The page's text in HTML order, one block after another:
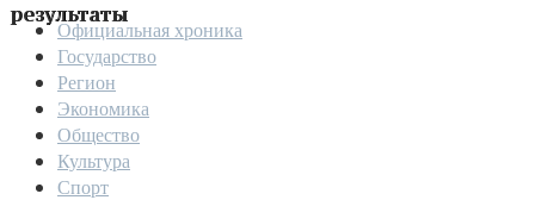
результаты
Официальная хроника
Государство
Регион
Экономика
Общество
Культура
Спорт